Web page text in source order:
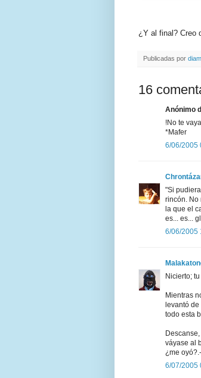
¿Y al final? Creo
Publicadas por
16
Anónimo
!No te
*Mafer
6/06/2005
"Si
rincón. No
la que el
es... es...
6/06/2005
Nicierto;
Mientras
levantó de
todo esta
váyase al
¿me
6/07/2005